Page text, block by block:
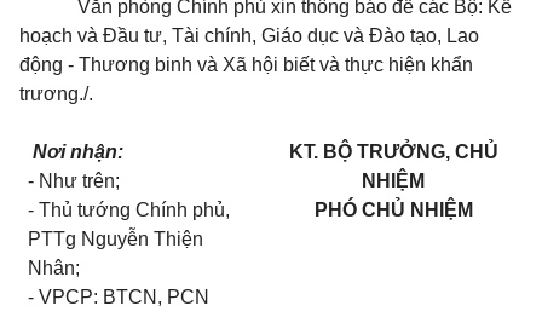
Văn phòng Chính phủ xin thông báo để các Bộ: Kế
hoạch và Đầu tư, Tài chính, Giáo dục và Đào tạo, Lao
động - Thương binh và Xã hội biết và thực hiện khẩn
trương./.
Nơi nhận:
- Như trên;
- Thủ tướng Chính phủ,
PTTg Nguyễn Thiện
Nhân;
- VPCP: BTCN, PCN
KT. BỘ TRƯỞNG, CHỦ
NHIỆM
PHÓ CHỦ NHIỆM